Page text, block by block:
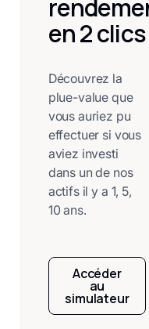
en 2 clics
Découvrez la
plue-value que
vous auriez pu
effectuer si vous
aviez investi
dans un de nos
actifs il y a 1, 5,
10 ans.
Accéder
au
simulateur